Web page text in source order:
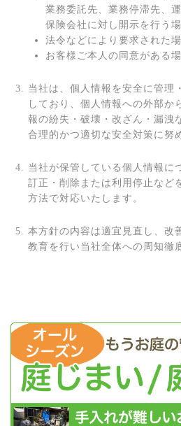
業務委託先、業務停滞先、
保険会社に対し開示を行う
法令などにより要求された
お客様ご本人の同意がある
当社は、個人情報を安全に管理
しており、個人情報への外部か
報の紛失・破壊・改ざん・漏洩
合理的かつ適切な安全対策に努
当社が保管している個人情報に
訂正・削除または利用停止など
方法で対応いたします。
本方針の内容は適宜見直し、改
教育を行い当社全体への周知徹